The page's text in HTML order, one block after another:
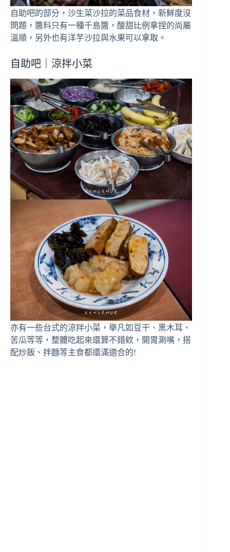
自助吧的部分，沙生菜沙拉的菜品食材，新鮮度沒
問題，醬料只有一種千島醬，酸甜比例拿捏的尚屬
溫順，另外也有洋芋沙拉與水果可以拿取。
自助吧｜涼拌小菜
亦有一些台式的涼拌小菜，舉凡如豆干、黑木耳、
苦瓜等等，整體吃起來還算不錯欸，開胃涮嘴，搭
配炒飯、拌麵等主食都還滿適合的!